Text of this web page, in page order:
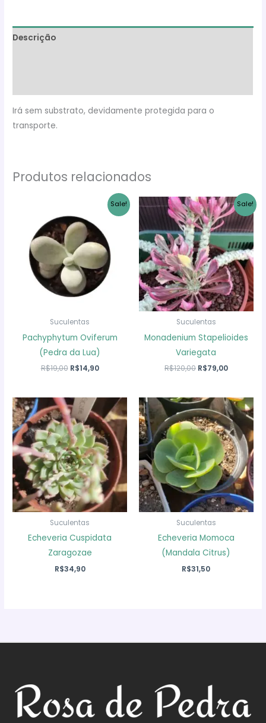
Descrição
Irá sem substrato, devidamente protegida para o
transporte.
Produtos relacionados
Sale!
Suculentas
Pachyphytum Oviferum
(Pedra da Lua)
R$19,00 O
era:
R$19,00.
R$14,90O
é:
R$14,90.
Sale!
Suculentas
Monadenium Stapelioides
Variegata
R$120,00 O
era:
R$120,00.
R$79,00O
é:
R$79,00.
Suculentas
Echeveria Cuspidata
Zaragozae
R$34,90
Suculentas
Echeveria Momoca
(Mandala Citrus)
R$31,50